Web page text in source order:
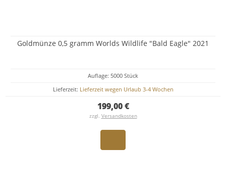
Goldmünze 0,5 gramm Worlds Wildlife "Bald Eagle" 2021
Auflage: 5000 Stück
Lieferzeit: Lieferzeit wegen Urlaub 3-4 Wochen
199,00 €
zzgl. Versandkosten